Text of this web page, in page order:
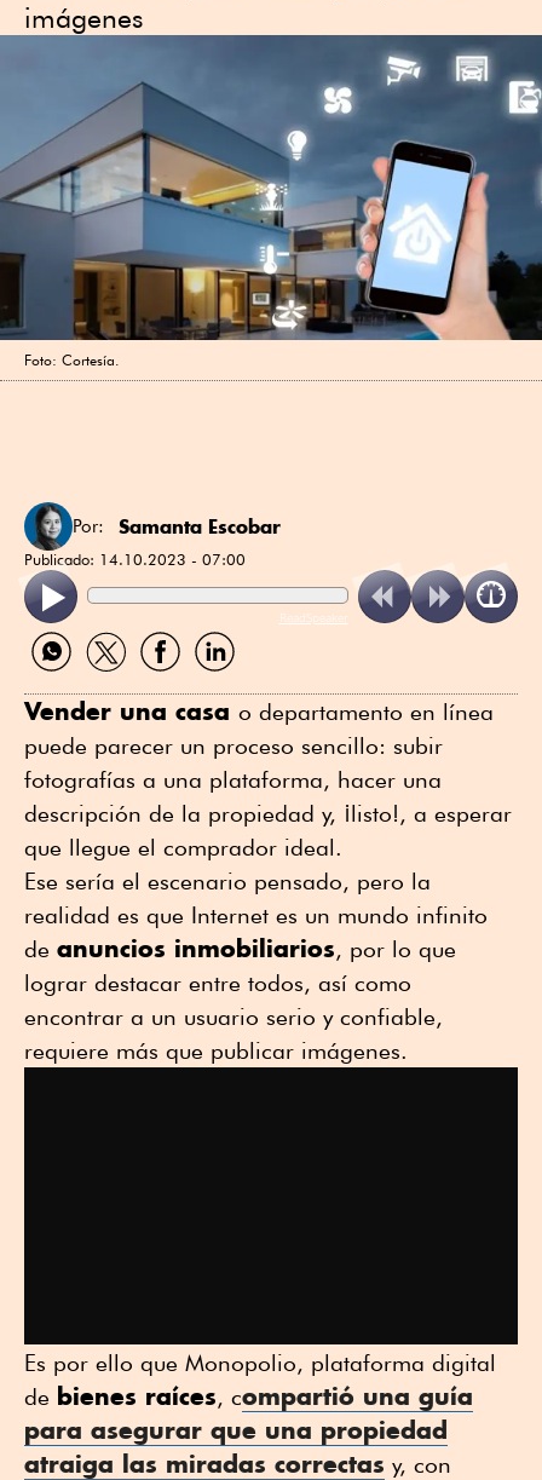
imágenes
Foto: Cortesía.
Por: Samanta Escobar
Publicado: 14.10.2023 - 07:00
ReadSpeaker
Compartir
por
Compartir
por
Compartir
por
Compartir
por
Vender una casa o departamento en línea
puede parecer un proceso sencillo: subir
fotografías a una plataforma, hacer una
descripción de la propiedad y, ¡listo!, a esperar
que llegue el comprador ideal.
Ese sería el escenario pensado, pero la
realidad es que Internet es un mundo infinito
de anuncios inmobiliarios, por lo que
lograr destacar entre todos, así como
encontrar a un usuario serio y confiable,
requiere más que publicar imágenes.
Es por ello que Monopolio, plataforma digital
de bienes raíces, compartió una guía
para asegurar que una propiedad
atraiga las miradas correctas y, con